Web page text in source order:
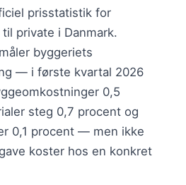
prisstatistik for
private i Danmark.
byggeriets
— i første kvartal 2026
0,5
steg 0,7 procent og
0,1 procent — men ikke
koster hos en konkret